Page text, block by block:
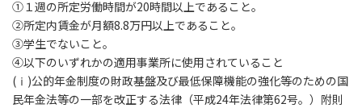
①１週の所定労働時間が20時間以上であること。
②所定内賃金が月額8.8万円以上であること。
③学生でないこと。
④以下のいずれかの適用事業所に使用されていること
(ⅰ)公的年金制度の財政基盤及び最低保障機能の強化等のための国
民年金法等の一部を改正する法律（平成24年法律第62号。）附則